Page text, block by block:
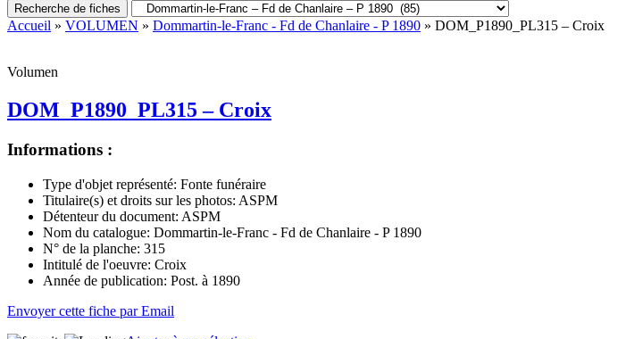
Recherche de fiches
Accueil » VOLUMEN » Dommartin-le-Franc - Fd de Chanlaire - P 1890 » DOM_P1890_PL315 – Croix
Volumen
DOM_P1890_PL315 – Croix
Informations :
Type d'objet représenté: Fonte funéraire
Titulaire(s) et droits sur les photos: ASPM
Détenteur du document: ASPM
Nom du catalogue: Dommartin-le-Franc - Fd de Chanlaire - P 1890
N° de la planche: 315
Intitulé de l'oeuvre: Croix
Année de publication: Post. à 1890
Envoyer cette fiche par Email